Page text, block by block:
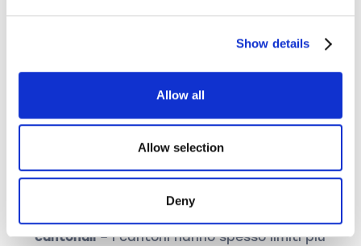
Show details
Allow all
Allow selection
Deny
Certificati medici, fatture, attestazioni
dell'assicurazione malattia, ricevute di
– nessun wellness o misure puramente
cantonali– i cantoni hanno spesso limiti più